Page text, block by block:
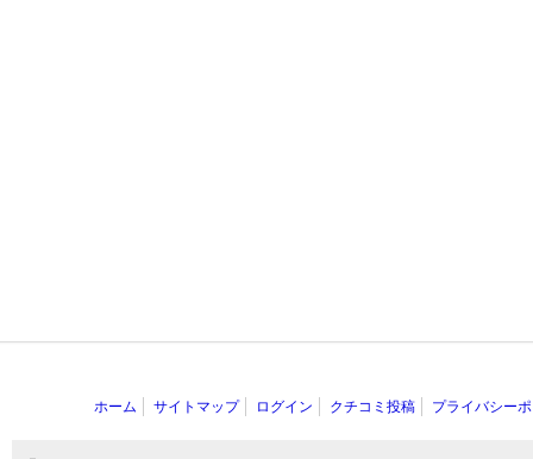
ホーム サイトマップ ログイン クチコミ投稿 プライバシー